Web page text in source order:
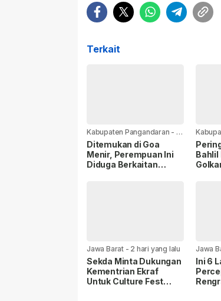
Terkait
Kabupaten Pangandaran - 12
jam yang lalu
Ditemukan di Goa
Menir, Perempuan Ini
Diduga Berkaitan
jam
Bahlil
Jawa Barat - 2 hari yang lalu
Sekda Minta Dukungan
Kementrian Ekraf
Untuk Culture Fest
Jawa
Ini 6